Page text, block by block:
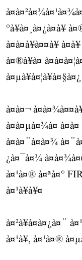
°à¥à¤¸à¤¿à¤à¥
à¤à¤à¥à¤¤à¥
à¤®à¥à¤
à¤µà¥à¤¦à¥à¤§à¤¿
à¤à¤¬
à¤à¤µà¤¾à¤
à¤à¤¨à¤à¤¾
¿à¤¯à¤¾
à¤¹à¤® à¤ªà¤° FIR
à¤¹à¥à¥¤
à¤²à¥à¤à¤¿à¤¨
à¤¹à¥, à¤¹à¤®